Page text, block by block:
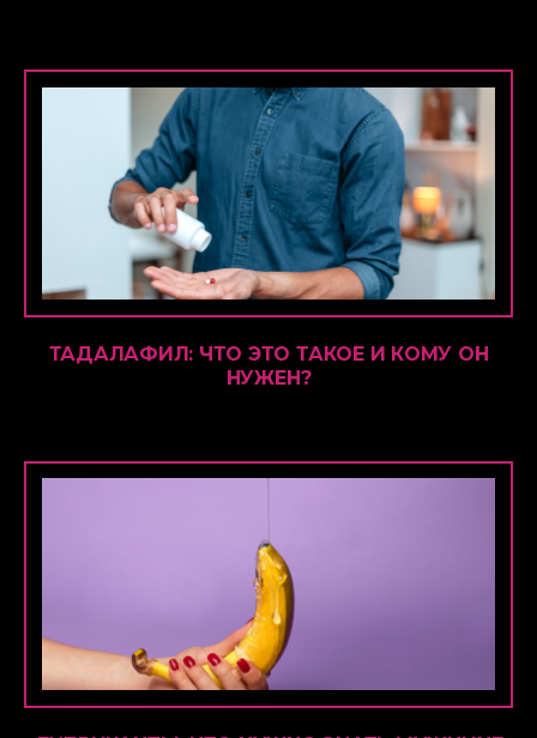
ТАДАЛАФИЛ: ЧТО ЭТО ТАКОЕ И КОМУ ОН
НУЖЕН?